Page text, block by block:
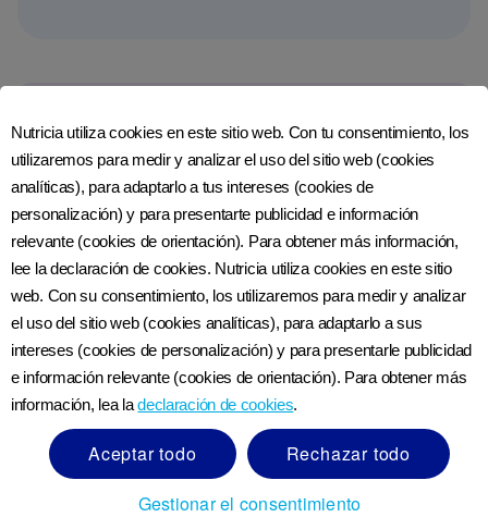
Revisado por última vez: 8 de agosto del 2016
Nutricia utiliza cookies en este sitio web. Con tu consentimiento, los
utilizaremos para medir y analizar el uso del sitio web (cookies
analíticas), para adaptarlo a tus intereses (cookies de
personalización) y para presentarte publicidad e información
relevante (cookies de orientación). Para obtener más información,
lee la declaración de cookies. Nutricia utiliza cookies en este sitio
web. Con su consentimiento, los utilizaremos para medir y analizar
el uso del sitio web (cookies analíticas), para adaptarlo a sus
intereses (cookies de personalización) y para presentarle publicidad
e información relevante (cookies de orientación). Para obtener más
información, lea ladeclaración de cookies.
Aceptar todo
Rechazar todo
Gestionar el consentimiento